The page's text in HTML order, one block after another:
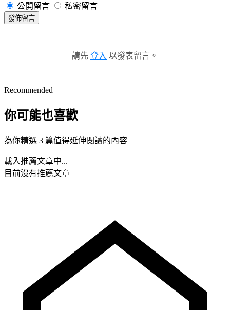
公開留言 私密留言
發佈留言
請先 登入 以發表留言。
Recommended
你可能也喜歡
為你精選 3 篇值得延伸閱讀的內容
載入推薦文章中...
目前沒有推薦文章